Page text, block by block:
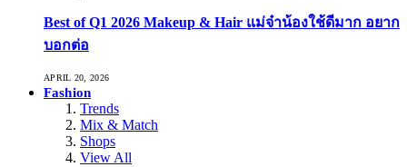
Best of Q1 2026 Makeup & Hair แม่จ๋าน้องใช้ดีมาก อยาก
บอกต่อ
APRIL 20, 2026
Fashion
Trends
Mix & Match
Shops
View All